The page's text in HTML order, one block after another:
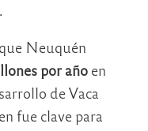
Neuquén
por año en
de Vaca
fue clave para